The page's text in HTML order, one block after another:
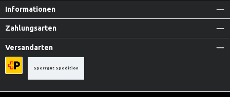
Informationen
Zahlungsarten
Versandarten
Priority A-Post
Sperrgut Spedition